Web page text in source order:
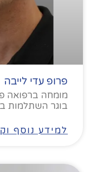
פרופ עדי לייבה
מומחה ברפואה
בוגר השתלמות
למידע נוסף